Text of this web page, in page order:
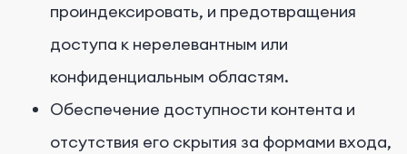
проиндексировать, и предотвращения
доступа к нерелевантным или
конфиденциальным областям.
Обеспечение доступности контента и
отсутствия его скрытия за формами входа,